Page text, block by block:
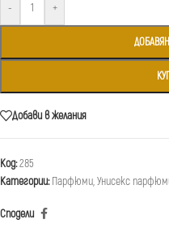
- +
Добави в желания
Код:285
Категории: Парфюми,Унисекс
Сподели